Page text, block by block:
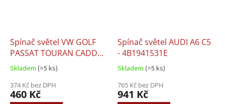
Spínač světel VW GOLF
PASSAT TOURAN CADDY
JETTA EOS - 1K0941431AH
/ 1K0941431BB
Skladem (>5 ks)
374 Kč bez DPH
460 Kč
Spínač světel AUDI A6 C5
- 4B1941531E
Skladem (>5 ks)
765 Kč bez DPH
941 Kč